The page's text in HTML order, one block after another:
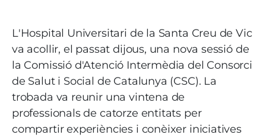
L'Hospital Universitari de la Santa Creu de Vic
va acollir, el passat dijous, una nova sessió de
la Comissió d'Atenció Intermèdia del Consorci
de Salut i Social de Catalunya (CSC). La
trobada va reunir una vintena de
professionals de catorze entitats per
compartir experiències i conèixer iniciatives